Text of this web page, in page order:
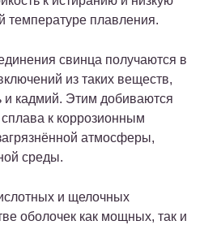
температуре плавления.
свинца получаются в
из таких веществ,
и кадмий. Этим добиваются
к коррозионным
атмосферы,
среды.
и щелочных
оболочек как мощных, так и